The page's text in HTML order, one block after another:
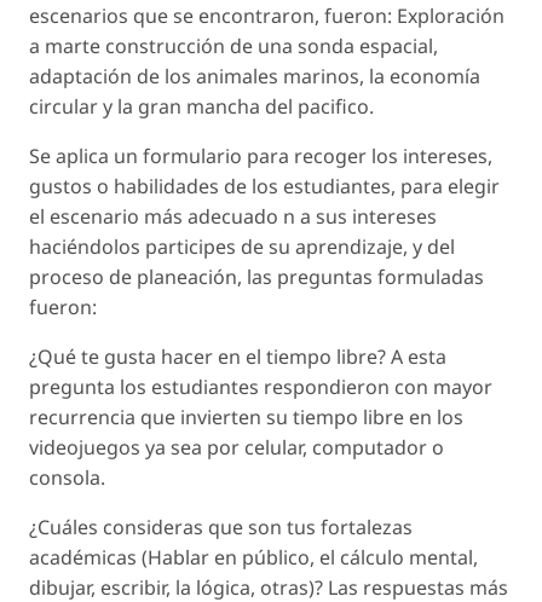
escenarios que se encontraron, fueron: Exploración
a marte construcción de una sonda espacial,
adaptación de los animales marinos, la economía
circular y la gran mancha del pacifico.
Se aplica un formulario para recoger los intereses,
gustos o habilidades de los estudiantes, para elegir
el escenario más adecuado n a sus intereses
haciéndolos participes de su aprendizaje, y del
proceso de planeación, las preguntas formuladas
fueron:
¿Qué te gusta hacer en el tiempo libre? A esta
pregunta los estudiantes respondieron con mayor
recurrencia que invierten su tiempo libre en los
videojuegos ya sea por celular, computador o
consola.
¿Cuáles consideras que son tus fortalezas
académicas (Hablar en público, el cálculo mental,
dibujar, escribir, la lógica, otras)? Las respuestas más